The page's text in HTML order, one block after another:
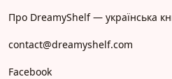
Про DreamyShelf — українська
contact@dreamyshelf.com
Facebook